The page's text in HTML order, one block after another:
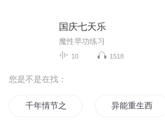
国庆七天乐
魔性早功练习
10 1518
您是不是在找：
千年情节之三生三世 异能重生西门庆